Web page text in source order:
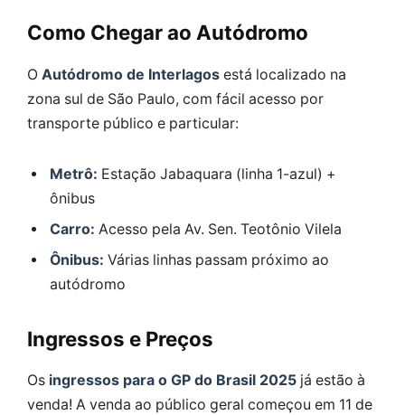
Como Chegar ao Autódromo
O Autódromo de Interlagos está localizado na
zona sul de São Paulo, com fácil acesso por
transporte público e particular:
Metrô: Estação Jabaquara (linha 1-azul) +
ônibus
Carro: Acesso pela Av. Sen. Teotônio Vilela
Ônibus: Várias linhas passam próximo ao
autódromo
Ingressos e Preços
Os ingressos para o GP do Brasil 2025 já estão à
venda! A venda ao público geral começou em 11 de